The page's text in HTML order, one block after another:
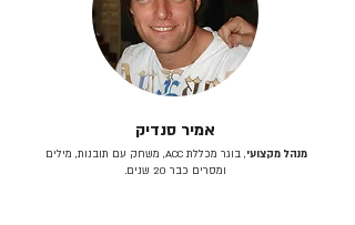
אמיר סנדיק
מנהל מקצועי
, בוגר מכללת ACC, משחק עם תובנות, מילים
ומסרים כבר 20 שנים.